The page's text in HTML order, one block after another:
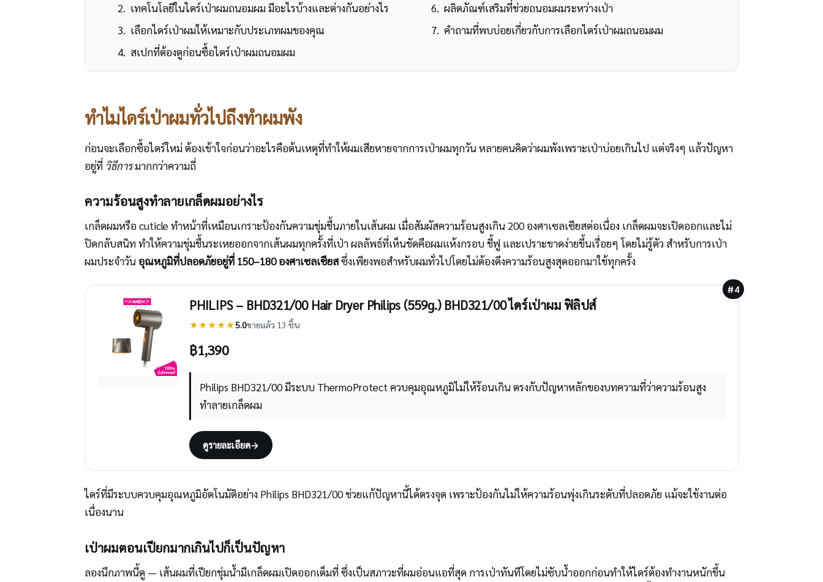
เทคโนโลยีในไดร์เป่าผมถนอมผม มีอะไรบ้างและต่างกันอย่างไร
เลือกไดร์เป่าผมให้เหมาะกับประเภทผมของคุณ
สเปกที่ต้องดูก่อนซื้อไดร์เป่าผมถนอมผม
ผลิตภัณฑ์เสริมที่ช่วยถนอมผมระหว่างเป่า
คำถามที่พบบ่อยเกี่ยวกับการเลือกไดร์เป่าผมถนอมผม
ทำไมไดร์เป่าผมทั่วไปถึงทำผมพัง
ก่อนจะเลือกซื้อไดร์ใหม่ ต้องเข้าใจก่อนว่าอะไรคือต้นเหตุที่ทำให้ผมเสียหายจากการเป่าผมทุกวัน หลายคนคิดว่าผมพังเพราะเป่าบ่อยเกินไป แต่จริงๆ แล้วปัญหา
อยู่ที่ วิธีการมากกว่าความถี่
ความร้อนสูงทำลายเกล็ดผมอย่างไร
เกล็ดผมหรือ cuticle ทำหน้าที่เหมือนเกราะป้องกันความชุ่มชื้นภายในเส้นผม เมื่อสัมผัสความร้อนสูงเกิน 200 องศาเซลเซียสต่อเนื่อง เกล็ดผมจะเปิดออกและไม่
ปิดกลับสนิท ทำให้ความชุ่มชื้นระเหยออกจากเส้นผมทุกครั้งที่เป่า ผลลัพธ์ที่เห็นชัดคือผมแห้งกรอบ ชี้ฟู และเปราะขาดง่ายขึ้นเรื่อยๆ โดยไม่รู้ตัว สำหรับการเป่า
ผมประจำวันอุณหภูมิที่ปลอดภัยอยู่ที่ 150–180 องศาเซลเซียสซึ่งเพียงพอสำหรับผมทั่วไปโดยไม่ต้องดึงความร้อนสูงสุดออกมาใช้ทุกครั้ง
#4
PHILIPS – BHD321/00 Hair Dryer Philips (559g.) BHD321/00 ไดร์เป่าผม ฟิลิปส์
★★★★★5.0ขายแล้ว 13 ชิ้น
฿1,390
Philips BHD321/00 มีระบบ ThermoProtect ควบคุมอุณหภูมิไม่ให้ร้อนเกิน ตรงกับปัญหาหลักของบทความที่ว่าความร้อนสูง
ทำลายเกล็ดผม
ดูรายละเอียด→
ไดร์ที่มีระบบควบคุมอุณหภูมิอัตโนมัติอย่าง Philips BHD321/00 ช่วยแก้ปัญหานี้ได้ตรงจุด เพราะป้องกันไม่ให้ความร้อนพุ่งเกินระดับที่ปลอดภัย แม้จะใช้งานต่อ
เนื่องนาน
เป่าผมตอนเปียกมากเกินไปก็เป็นปัญหา
ลองนึกภาพนี้ดู — เส้นผมที่เปียกชุ่มน้ำมีเกล็ดผมเปิดออกเต็มที่ ซึ่งเป็นสภาวะที่ผมอ่อนแอที่สุด การเป่าทันทีโดยไม่ซับน้ำออกก่อนทำให้ไดร์ต้องทำงานหนักขึ้น